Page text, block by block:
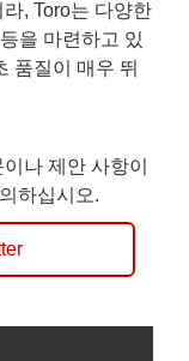
, Toro는 다양한
을 마련하고 있
품질이 매우 뛰
나 제안 사항이
하십시오.